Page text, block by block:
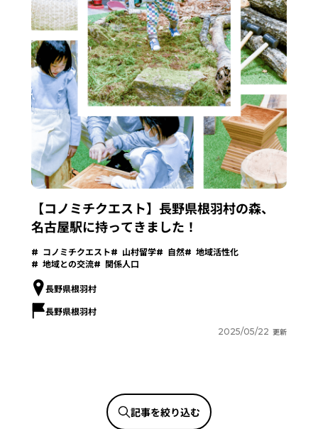
【コノミチクエスト】長野県根羽村の森、
名古屋駅に持ってきました！
コノミチクエスト 山村留学 自然
地域活性化
地域との交流
関係人口
長野県根羽村
長野県根羽村
2025/05/22 更新
記事を絞り込む